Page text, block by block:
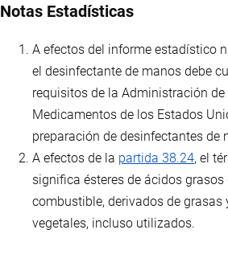
Notas Estadísticas
A efectos del informe estadístico
el desinfectante de manos debe
requisitos de la Administración
Medicamentos de los Estados
preparación de desinfectantes de
A efectos de la partida 38.24, el
significa ésteres de ácidos
combustible, derivados de grasas
vegetales, incluso utilizados.